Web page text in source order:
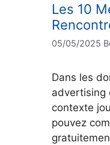
Les 10
05/05/2025
Dans les
advertising
contexte
pouvez